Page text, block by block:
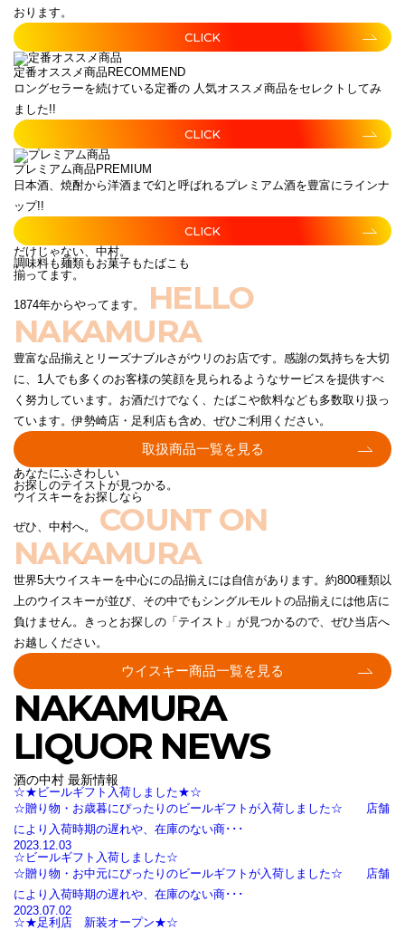
おります。
CLICK
定番オススメ商品 RECOMMEND
ロングセラーを続けている定番の 人気オススメ商品をセレクトしてみ
ました!!
CLICK
プレミアム商品 PREMIUM
日本酒、焼酎から洋酒まで幻と呼ばれるプレミアム酒を豊富にラインナ
ップ!!
CLICK
だけじゃない、中村。
調味料も麺類もお菓子もたばこも
揃ってます。
1874年からやってます。
HELLO
NAKAMURA
豊富な品揃えとリーズナブルさがウリのお店です。感謝の気持ちを大切
に、1人でも多くのお客様の笑顔を見られるようなサービスを提供すべ
く努力しています。お酒だけでなく、たばこや飲料なども多数取り扱っ
ています。伊勢崎店・足利店も含め、ぜひご利用ください。
取扱商品一覧を見る
あなたにふさわしい
お探しのテイストが見つかる。
ウイスキーをお探しなら
ぜひ、中村へ。 COUNT ON
NAKAMURA
世界5大ウイスキーを中心にの品揃えには自信があります。約800種類以
上のウイスキーが並び、その中でもシングルモルトの品揃えには他店に
負けません。きっとお探しの「テイスト」が見つかるので、ぜひ当店へ
お越しください。
ウイスキー商品一覧を見る
NAKAMURA
LIQUOR NEWS
酒の中村 最新情報
☆★ビールギフト入荷しました★☆
☆贈り物・お歳暮にぴったりのビールギフトが入荷しました☆ 店舗
により入荷時期の遅れや、在庫のない商･･･
2023.12.03
☆ビールギフト入荷しました☆
☆贈り物・お中元にぴったりのビールギフトが入荷しました☆ 店舗
により入荷時期の遅れや、在庫のない商･･･
2023.07.02
☆★足利店 新装オープン★☆